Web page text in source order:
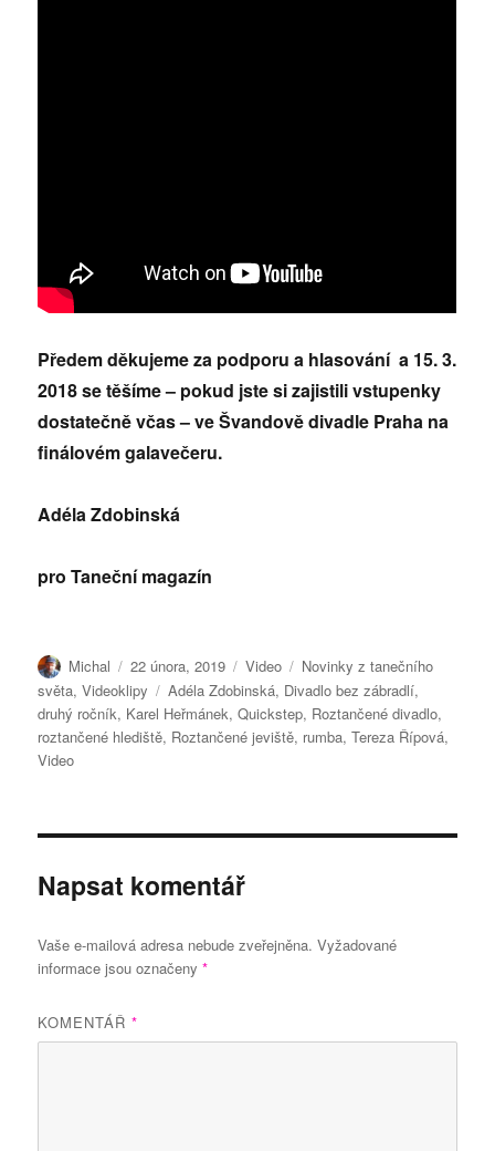
Předem děkujeme za podporu a hlasování a 15. 3.
2018 se těšíme – pokud jste si zajistili vstupenky
dostatečně včas – ve Švandově divadle Praha na
finálovém galavečeru.
Adéla Zdobinská
pro Taneční magazín
Autor:
Michal Publikováno:
22 února, 2019 Formát:
Video Rubriky:
Novinky z tanečního
světa,Videoklipy Štítky:
Adéla Zdobinská, Divadlo bez zábradlí,
druhý ročník, Karel Heřmánek,Quickstep, Roztančené divadlo,
roztančené hlediště, Roztančené jeviště, rumba,Tereza Řípová,
Video
Napsat komentář
Vaše e-mailová adresa nebude zveřejněna. Vyžadované
informace jsou označeny*
KOMENTÁŘ*